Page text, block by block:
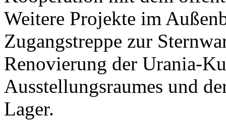
Weitere Projekte im
Zugangstreppe zur
Renovierung der Urania-
Ausstellungsraumes und
Lager.